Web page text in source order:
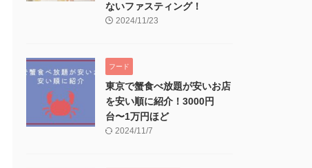
ないファスティング！
2024/11/23
フード
東京で蟹食べ放題が安いお店
を安い順に紹介！3000円
台〜1万円ほど
2024/11/7